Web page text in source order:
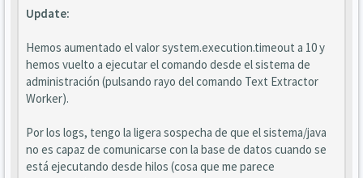
Update:
Hemos aumentado el valor system.execution.timeout a 10 y
hemos vuelto a ejecutar el comando desde el sistema de
administración (pulsando rayo del comando Text Extractor
Worker).
Por los logs, tengo la ligera sospecha de que el sistema/java
no es capaz de comunicarse con la base de datos cuando se
está ejecutando desde hilos (cosa que me parece